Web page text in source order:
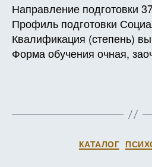
Направление подготовки
Профиль подготовки
Квалификация (степень)
Форма обучения очная,
КАТАЛОГ